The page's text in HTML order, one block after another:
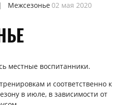
Межсезонье02 мая 2020
местные воспитанники.
и соответственно к
в июле, в зависимости от